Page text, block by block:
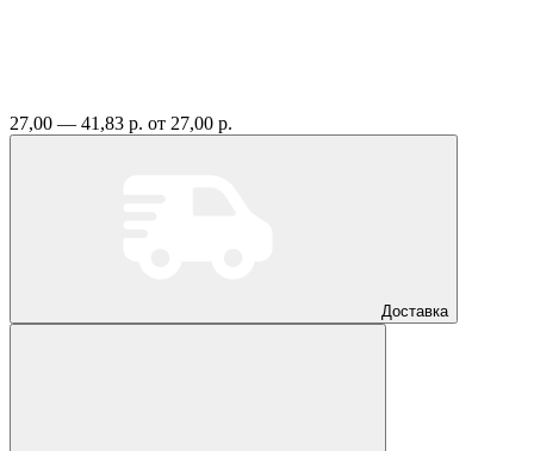
27,00 — 41,83 р. от 27,00 р.
Доставка